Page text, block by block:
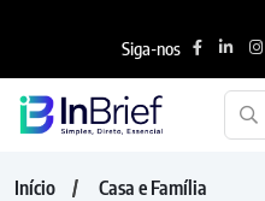
Siga-nos
Início
Casa e Família